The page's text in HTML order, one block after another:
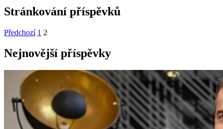
Stránkování příspěvků
Předchozí 1 2
Nejnovější příspěvky